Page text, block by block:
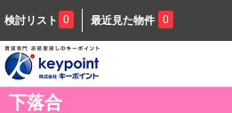
検討リスト 0 最近見た物件 0
下落合